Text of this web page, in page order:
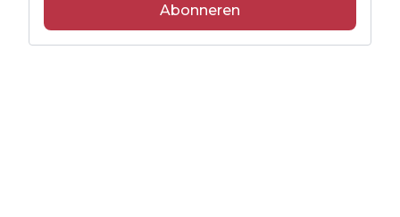
Abonneren